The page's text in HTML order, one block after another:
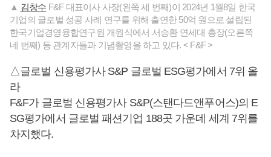
▲ 김창수 F&F 대표이사 사장(왼쪽 세 번째)이 2024년 1월8일 한국
기업의 글로벌 성공 사례 연구를 위해 출연한 50억 원으로 설립된
한국기업경영융합연구원 개원식에서 서승환 연세대 총장(오른쪽
네 번째) 등 관계자들과 기념촬영을 하고 있다. < F&F >
△글로벌 신용평가사 S&P 글로벌 ESG평가에서 7위 올
라
F&F가 글로벌 신용평가사 S&P(스탠다드앤푸어스)의 E
SG평가에서 글로벌 패션기업 188곳 가운데 세계 7위를
차지했다.